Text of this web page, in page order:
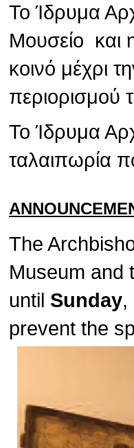
Το Ίδρυμα
Μουσείο και
κοινό μέχρι
περιορισμού
Το Ίδρυμα
ταλαιπωρία
The
Museum and
until Sunday,
prevent the